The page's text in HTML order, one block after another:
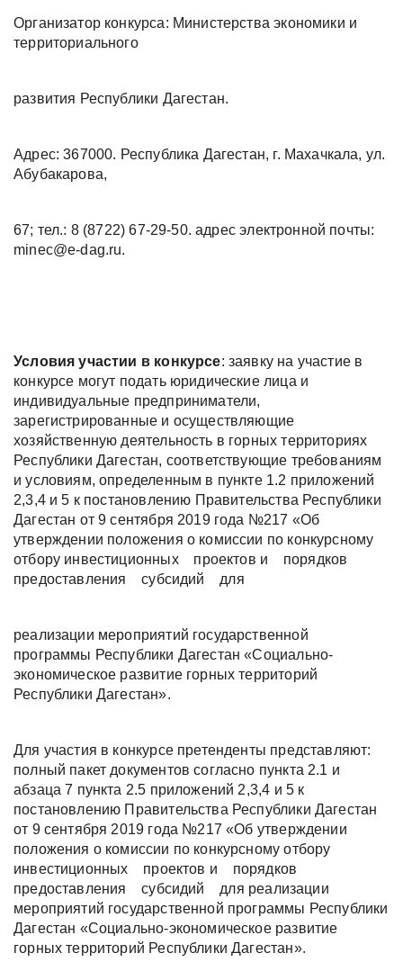
Организатор конкурса: Министерства экономики и
территориального
развития Республики Дагестан.
Адрес: 367000. Республика Дагестан, г. Махачкала, ул.
Абубакарова,
67; тел.: 8 (8722) 67-29-50. адрес электронной почты:
minec@e-dag.ru.
Условия участии в конкурсе: заявку на участие в
конкурсе могут подать юридические лица и
индивидуальные предприниматели,
зарегистрированные и осуществляющие
хозяйственную деятельность в горных территориях
Республики Дагестан, соответствующие требованиям
и условиям, определенным в пункте 1.2 приложений
2,3,4 и 5 к постановлению Правительства Республики
Дагестан от 9 сентября 2019 года №217 «Об
утверждении положения о комиссии по конкурсному
отбору инвестиционных проектов и порядков
предоставления субсидий для
реализации мероприятий государственной
программы Республики Дагестан «Социально-
экономическое развитие горных территорий
Республики Дагестан».
Для участия в конкурсе претенденты представляют:
полный пакет документов согласно пункта 2.1 и
абзаца 7 пункта 2.5 приложений 2,3,4 и 5 к
постановлению Правительства Республики Дагестан
от 9 сентября 2019 года №217 «Об утверждении
положения о комиссии по конкурсному отбору
инвестиционных проектов и порядков
предоставления субсидий для реализации
мероприятий государственной программы Республики
Дагестан «Социально-экономическое развитие
горных территорий Республики Дагестан».